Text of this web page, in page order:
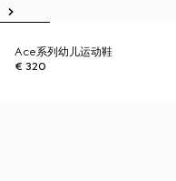
Ace系列幼儿运动鞋
€ 320